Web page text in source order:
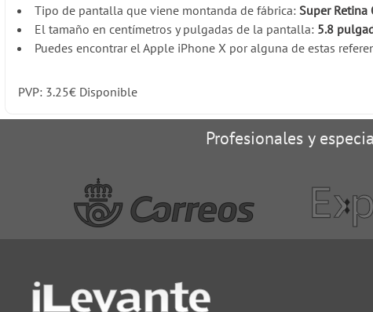
Tipo de pantalla que viene montanda de fábrica:Super Retina
El tamaño en centímetros y pulgadas de la pantalla: 5.8
Puedes encontrar el Apple iPhone X por alguna de estas
PVP: 3.25€ Disponible
Profesionales y